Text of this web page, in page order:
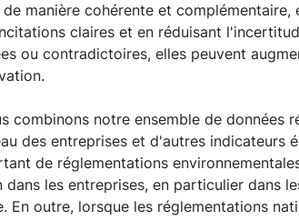
manière cohérente et complémentaire,
claires et en réduisant
ou contradictoires, elles peuvent
combinons notre ensemble de données
des entreprises et d'autres indicateurs
de réglementations
les entreprises, en particulier dans
En outre, lorsque les réglementations